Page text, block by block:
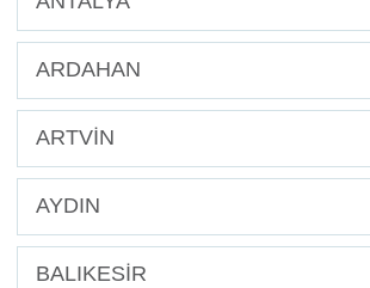
ARDAHAN
ARTVİN
AYDIN
BALIKESİR